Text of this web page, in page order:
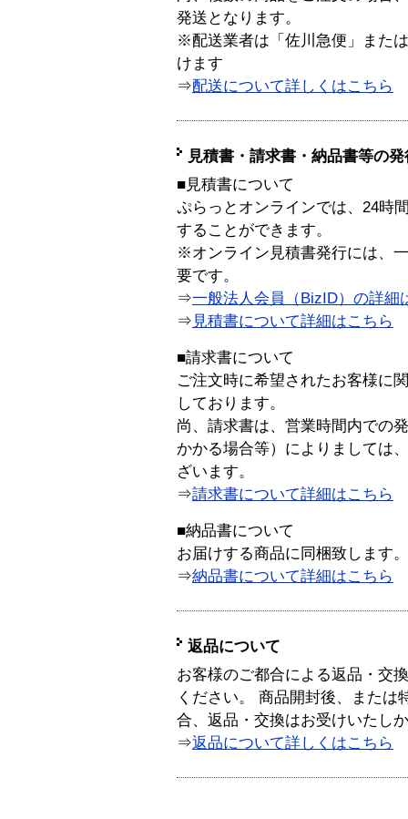
発送となります。
※配送業者は「佐川急便」また
けます
⇒配送について詳しくはこちら
見積書・請求書・納品書等の
■見積書について
ぷらっとオンラインでは、24時
することができます。
※オンライン見積書発行には、
要です。
⇒一般法人会員（BizID）の詳細
⇒ 見積書について詳細はこちら
■請求書について
ご注文時に希望されたお客様に
しております。
尚、請求書は、営業時間内での
かかる場合等）によりましては
ざいます。
⇒請求書について詳細はこちら
■納品書について
お届けする商品に同梱致します。
⇒納品書について詳細はこちら
返品について
お客様のご都合による返品・交
ください。 商品開封後、または
合、返品・交換はお受けいたし
⇒返品について詳しくはこちら